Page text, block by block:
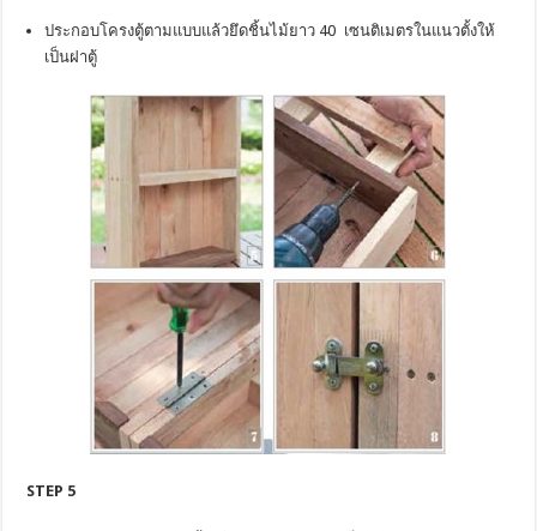
ประกอบโครงตู้ตามแบบแล้วยึดชิ้นไม้ยาว 40 เซนติเมตรในแนวตั้งให้
เป็นฝาตู้
STEP 5